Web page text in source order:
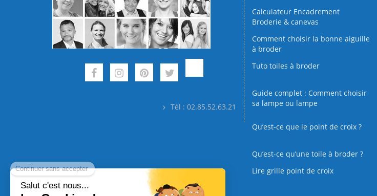
Tél : 02.85.52.63.21
Calculateur Encadrement
Broderie & canevas
Comment choisir la bonne aiguille
à broder
Tuto toiles à broder
Guide complet : Comment choisir
sa lampe ou lampe
Qu’est-ce que le point de croix ?
Qu’est‑ce qu’une toile à broder ?
Lire grille point de croix